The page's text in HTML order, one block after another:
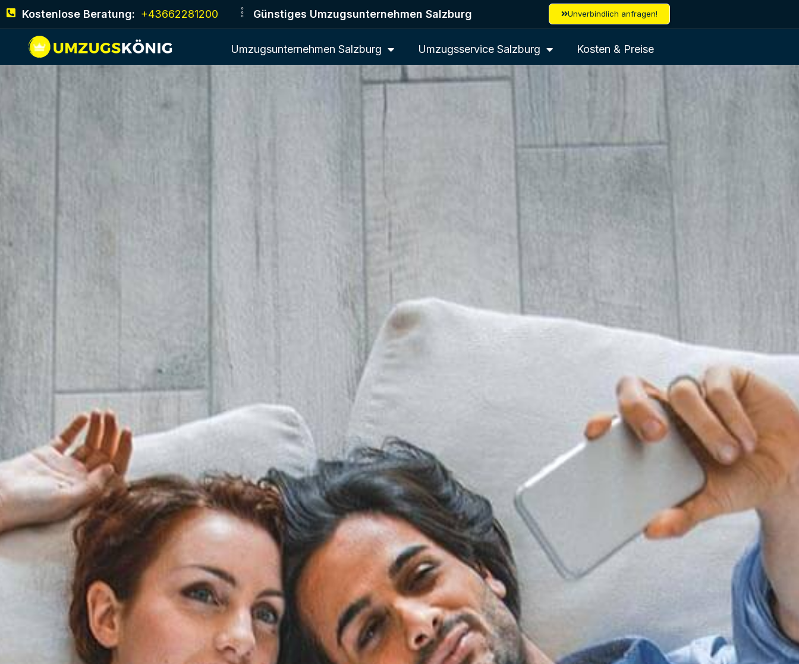
Kostenlose Beratung: +43662281200 Günstiges Umzugsunternehmen Salzburg Unverbindlich anfragen!
Umzugsunternehmen Salzburg Umzugsservice Salzburg Kosten & Preise